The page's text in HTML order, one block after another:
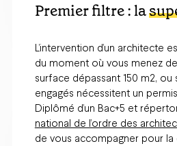
Premier filtre : la
L’intervention d’un architecte
du moment où vous menez
surface dépassant 150 m2, ou
engagés nécessitent un
Diplômé d’un Bac+5 et
national de l’ordre des
de vous accompagner pour